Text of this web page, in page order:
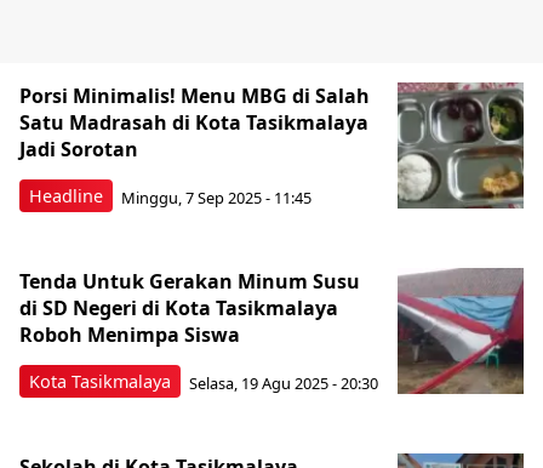
Headline
Porsi Minimalis! Menu MBG di Salah
Satu Madrasah di Kota Tasikmalaya
Jadi Sorotan
Minggu, 7 Sep 2025 - 11:45
Kota Tasikmalaya
Tenda Untuk Gerakan Minum Susu
di SD Negeri di Kota Tasikmalaya
Roboh Menimpa Siswa
Selasa, 19 Agu 2025 - 20:30